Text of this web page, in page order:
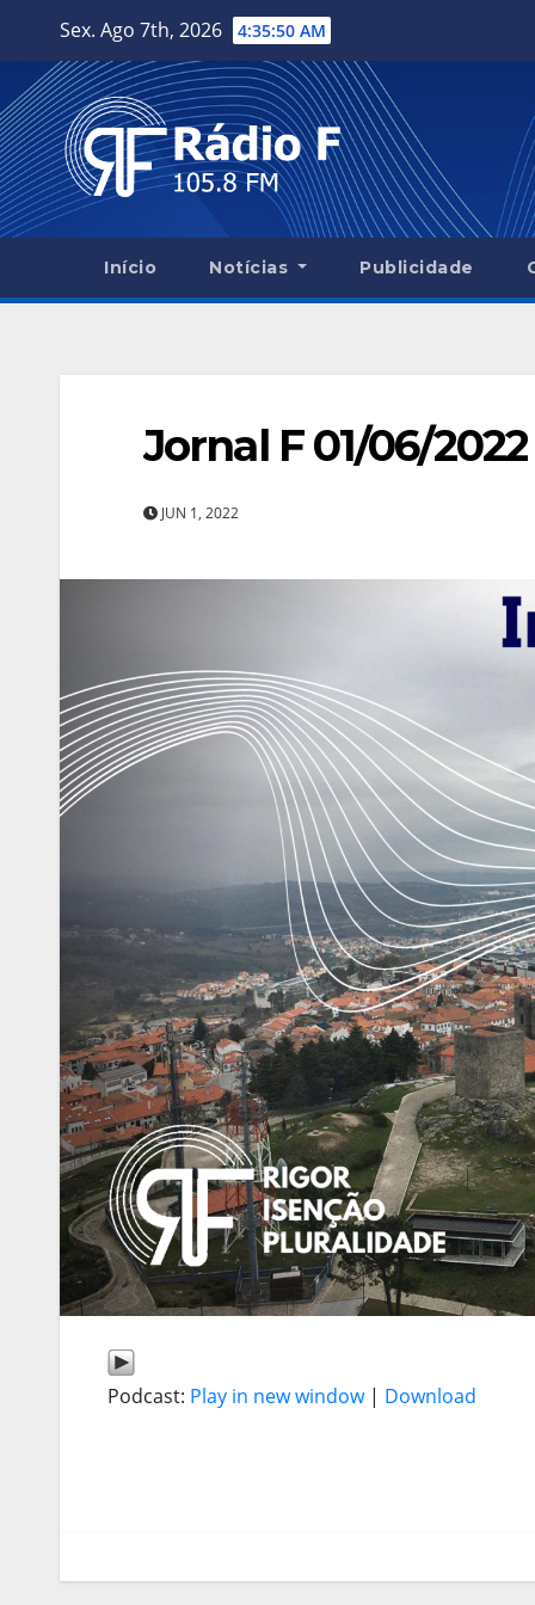
content
Sex. Ago 7th, 2026 4:35:52 AM
Início Notícias Publicidade
Jornal F 01/06/2022
JUN 1, 2022
Podcast: Play in new window| Download